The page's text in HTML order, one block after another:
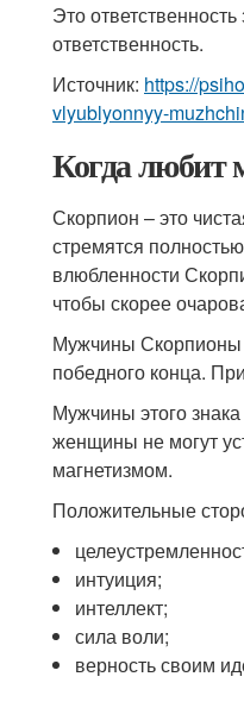
Это
ответственность.
Источник: https://
vlyublyonnyy-
Когда любит
Скорпион – это
стремятся
влюбленности
чтобы скорее
Мужчины Скорпионы
победного конца.
Мужчины этого
женщины не могут
магнетизмом.
Положительные
интуиция;
интеллект;
сила воли;
верность своим